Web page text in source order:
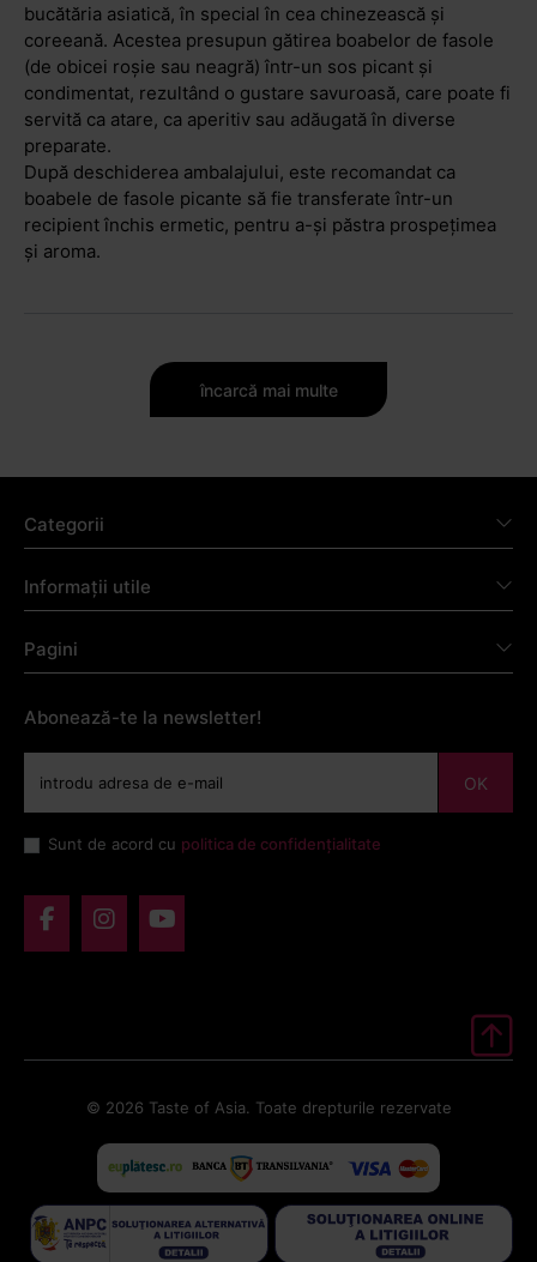
bucătăria asiatică, în special în cea chinezească și
coreeană. Acestea presupun gătirea boabelor de fasole
(de obicei roșie sau neagră) într-un sos picant și
condimentat, rezultând o gustare savuroasă, care poate fi
servită ca atare, ca aperitiv sau adăugată în diverse
preparate.
După deschiderea ambalajului, este recomandat ca
boabele de fasole picante să fie transferate într-un
recipient închis ermetic, pentru a-și păstra prospețimea
și aroma.
încarcă mai multe
Categorii
Informații utile
Pagini
Abonează-te la newsletter!
OK
Sunt de acord cu politica de confidențialitate
© 2026 Taste of Asia. Toate drepturile rezervate